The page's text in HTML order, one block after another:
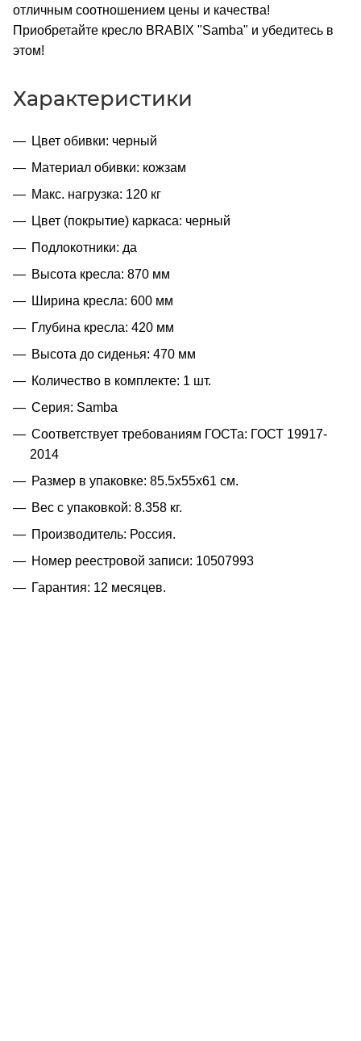
отличным соотношением цены и качества!
Приобретайте кресло BRABIX "Samba" и убедитесь в
этом!
Характеристики
Цвет обивки: черный
Материал обивки: кожзам
Макс. нагрузка: 120 кг
Цвет (покрытие) каркаса: черный
Подлокотники: да
Высота кресла: 870 мм
Ширина кресла: 600 мм
Глубина кресла: 420 мм
Высота до сиденья: 470 мм
Количество в комплекте: 1 шт.
Серия: Samba
Соответствует требованиям ГОСТа: ГОСТ 19917-
2014
Размер в упаковке: 85.5x55x61 см.
Вес с упаковкой: 8.358 кг.
Производитель: Россия.
Номер реестровой записи: 10507993
Гарантия: 12 месяцев.